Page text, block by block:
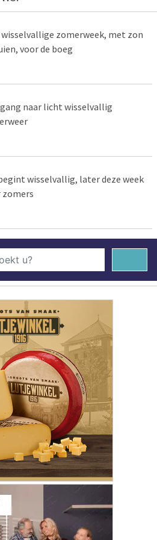
wisselvallige zomerweek, met zon
voor de boeg
naar licht wisselvallig
wisselvallig, later deze week
zomers